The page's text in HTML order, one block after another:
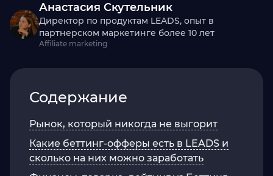
Анастасия Скутельник
Директор по продуктам LEADS, опыт в
партнерском маркетинге более 10 лет
Affiliate marketing
Содержание
Рынок, который никогда не выгорит
Какие беттинг-офферы есть в LEADS и
сколько на них можно заработать